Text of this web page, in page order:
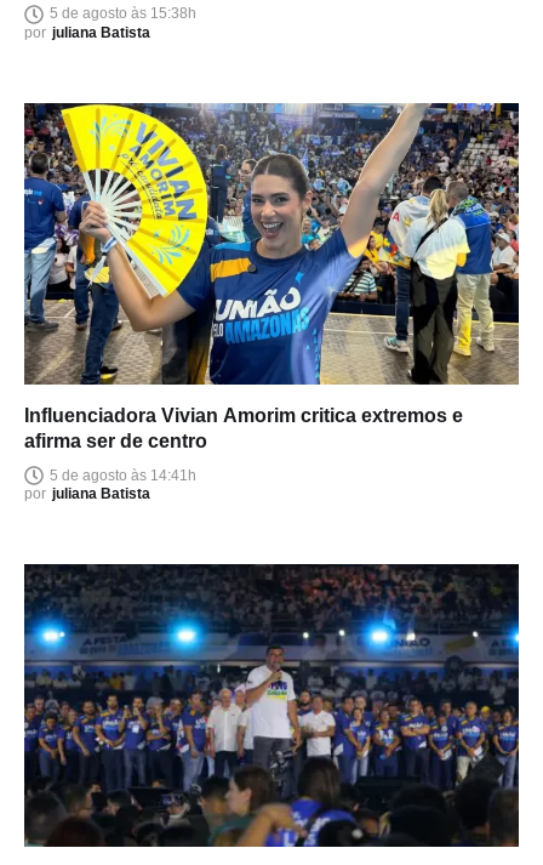
5 de agosto às 15:38h
por juliana Batista
Influenciadora Vivian Amorim critica extremos e
afirma ser de centro
5 de agosto às 14:41h
por juliana Batista